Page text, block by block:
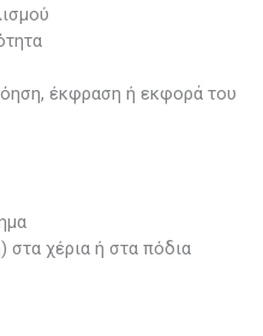
έκφραση ή εκφορά του
χέρια ή στα πόδια